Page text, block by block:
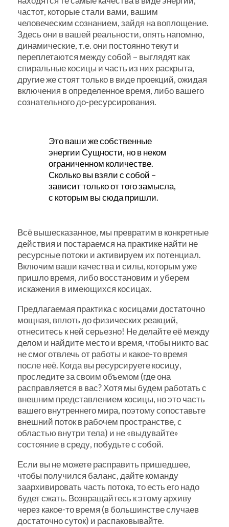
частот, которые стали вами, вашим
человеческим сознанием, зайдя на воплощение.
Здесь они в вашей реальности, опять напомню,
динамические, т.е. они постоянно текут и
переплетаются между собой – выглядят как
спиральные косицы и часть из них раскрыта,
другие же стоят только в виде проекций, ожидая
включения в определенное время, либо вашего
сознательного до-ресурсирования.
Это ваши же собственные
энергии Сущности, но в неком
ограниченном количестве.
Сколько вы взяли с собой –
зависит только от того замысла,
с которым вы сюда пришли.
Всё вышесказанное, мы превратим в конкретные
действия и постараемся на практике найти не
ресурсные потоки и активируем их потенциал.
Включим ваши качества и силы, которым уже
пришло время, либо восстановим и уберем
искажения в имеющихся косицах.
Предлагаемая практика с косицами достаточно
мощная, вплоть до физических реакций,
отнеситесь к ней серьезно! Не делайте её между
делом и найдите место и время, чтобы никто вас
не смог отвлечь от работы и какое-то время
после неё. Когда вы ресурсируете косицу,
проследите за своим объемом (где она
расправляется в вас? Хотя мы будем работать с
внешним представлением косицы, но это часть
вашего внутреннего мира, поэтому сопоставьте
внешний поток в рабочем пространстве, с
областью внутри тела) и не «выдувайте»
состояние в среду, побудьте с собой.
Если вы не можете расправить пришедшее,
чтобы получился баланс, дайте команду
заархивировать часть потока, то есть его надо
будет сжать. Возвращайтесь к этому архиву
через какое-то время (в большинстве случаев
достаточно суток) и распаковывайте.